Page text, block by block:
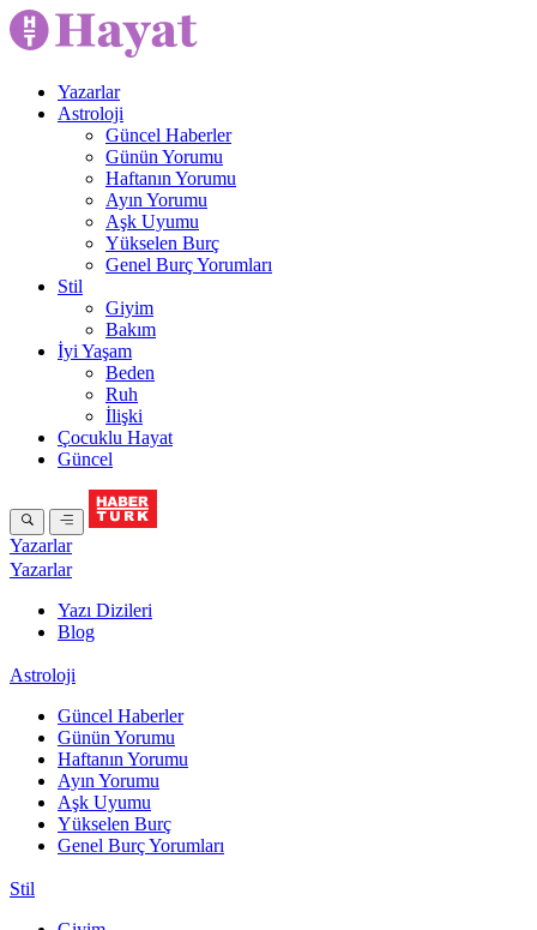
Yazarlar
Astroloji
Güncel Haberler
Günün Yorumu
Haftanın Yorumu
Ayın Yorumu
Aşk Uyumu
Yükselen Burç
Genel Burç Yorumları
Stil
Giyim
Bakım
İyi Yaşam
Beden
Ruh
İlişki
Çocuklu Hayat
Güncel
Yazarlar
Yazarlar
Yazı Dizileri
Blog
Astroloji
Güncel Haberler
Günün Yorumu
Haftanın Yorumu
Ayın Yorumu
Aşk Uyumu
Yükselen Burç
Genel Burç Yorumları
Stil